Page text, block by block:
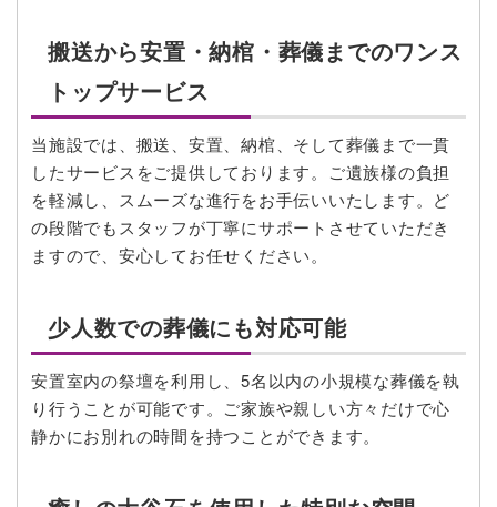
搬送から安置・納棺・葬儀までのワンス
トップサービス
当施設では、搬送、安置、納棺、そして葬儀まで一貫
したサービスをご提供しております。ご遺族様の負担
を軽減し、スムーズな進行をお手伝いいたします。ど
の段階でもスタッフが丁寧にサポートさせていただき
ますので、安心してお任せください。
少人数での葬儀にも対応可能
安置室内の祭壇を利用し、5名以内の小規模な葬儀を執
り行うことが可能です。ご家族や親しい方々だけで心
静かにお別れの時間を持つことができます。